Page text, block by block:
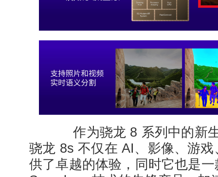
作为骁龙 8 系列中的新生
骁龙 8s 不仅在 AI、影像、游
供了卓越的体验，同时它也是